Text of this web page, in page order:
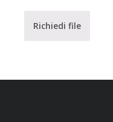
Richiedi file